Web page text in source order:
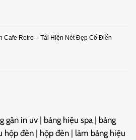
Cafe Retro – Tái Hiện Nét Đẹp Cổ Điển
gân in uv | bảng hiệu spa | bảng
hộp đèn | hộp đèn | làm bảng hiệu